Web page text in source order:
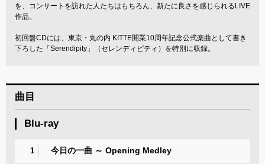
を、コンサートを訪れた人たちはもちろん、新たに良さを感じられるLIVE
作品。
初回盤CDには、東京・丸の内 KITTE開業10周年記念公式楽曲として書き
下ろした「Serendipity」（セレンディピティ）を特別に収録。
曲目
Blu-ray
1 今日の一曲 ～ Opening Medley